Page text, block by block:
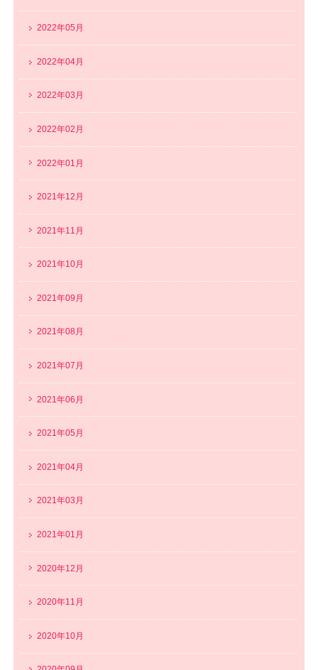
2022年05月
2022年04月
2022年03月
2022年02月
2022年01月
2021年12月
2021年11月
2021年10月
2021年09月
2021年08月
2021年07月
2021年06月
2021年05月
2021年04月
2021年03月
2021年01月
2020年12月
2020年11月
2020年10月